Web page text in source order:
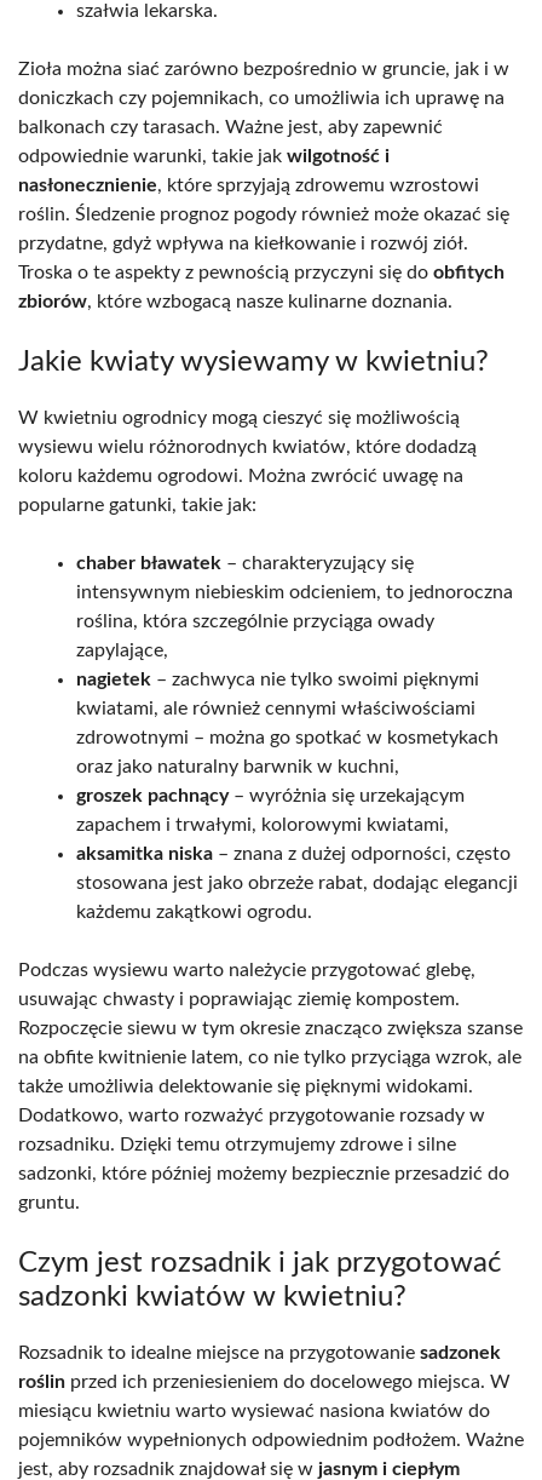
szałwia lekarska.
Zioła można siać zarówno bezpośrednio w gruncie, jak i w
doniczkach czy pojemnikach, co umożliwia ich uprawę na
balkonach czy tarasach. Ważne jest, aby zapewnić
odpowiednie warunki, takie jak wilgotność i
nasłonecznienie, które sprzyjają zdrowemu wzrostowi
roślin. Śledzenie prognoz pogody również może okazać się
przydatne, gdyż wpływa na kiełkowanie i rozwój ziół.
Troska o te aspekty z pewnością przyczyni się do obfitych
zbiorów, które wzbogacą nasze kulinarne doznania.
Jakie kwiaty wysiewamy w kwietniu?
W kwietniu ogrodnicy mogą cieszyć się możliwością
wysiewu wielu różnorodnych kwiatów, które dodadzą
koloru każdemu ogrodowi. Można zwrócić uwagę na
popularne gatunki, takie jak:
chaber bławatek – charakteryzujący się
intensywnym niebieskim odcieniem, to jednoroczna
roślina, która szczególnie przyciąga owady
zapylające,
nagietek – zachwyca nie tylko swoimi pięknymi
kwiatami, ale również cennymi właściwościami
zdrowotnymi – można go spotkać w kosmetykach
oraz jako naturalny barwnik w kuchni,
groszek pachnący– wyróżnia się urzekającym
zapachem i trwałymi, kolorowymi kwiatami,
aksamitka niska – znana z dużej odporności, często
stosowana jest jako obrzeże rabat, dodając elegancji
każdemu zakątkowi ogrodu.
Podczas wysiewu warto należycie przygotować glebę,
usuwając chwasty i poprawiając ziemię kompostem.
Rozpoczęcie siewu w tym okresie znacząco zwiększa szanse
na obfite kwitnienie latem, co nie tylko przyciąga wzrok, ale
także umożliwia delektowanie się pięknymi widokami.
Dodatkowo, warto rozważyć przygotowanie rozsady w
rozsadniku. Dzięki temu otrzymujemy zdrowe i silne
sadzonki, które później możemy bezpiecznie przesadzić do
gruntu.
Czym jest rozsadnik i jak przygotować
sadzonki kwiatów w kwietniu?
Rozsadnik to idealne miejsce na przygotowanie sadzonek
roślin przed ich przeniesieniem do docelowego miejsca. W
miesiącu kwietniu warto wysiewać nasiona kwiatów do
pojemników wypełnionych odpowiednim podłożem. Ważne
jest, aby rozsadnik znajdował się w jasnym i ciepłym